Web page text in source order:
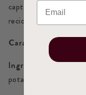
capta el CO2 de la
reciclable.
Características:
Ingredientes:100%
potasio.